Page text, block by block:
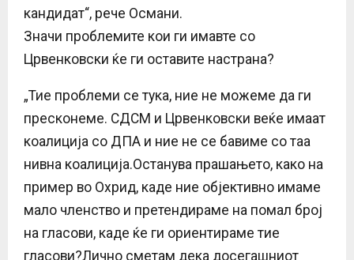
кандидат“, рече Османи.
Значи проблемите кои ги имавте со
Црвенковски ќе ги оставите настрана?
„Тие проблеми се тука, ние не можеме да ги
пресконеме. СДСМ и Црвенковски веќе имаат
коалиција со ДПА и ние не се бавиме со таа
нивна коалиција.Останува прашањето, како на
пример во Охрид, каде ние објективно имаме
мало членство и претендираме на помал број
на гласови, каде ќе ги ориентираме тие
гласови?Лично сметам дека досегашниот